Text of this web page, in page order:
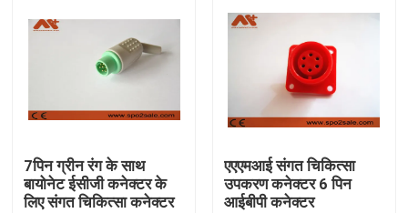
उत्पाद
गुणवत्ता नियंत्रण
7पिन ग्रीन रंग के साथ
बायोनेट ईसीजी कनेक्टर के
लिए संगत चिकित्सा कनेक्टर
एएएमआई संगत चिकित्सा
उपकरण कनेक्टर 6 पिन
आईबीपी कनेक्टर